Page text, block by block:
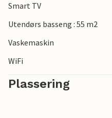
Smart TV
Utendørs basseng : 55 m2
Vaskemaskin
WiFi
Plassering